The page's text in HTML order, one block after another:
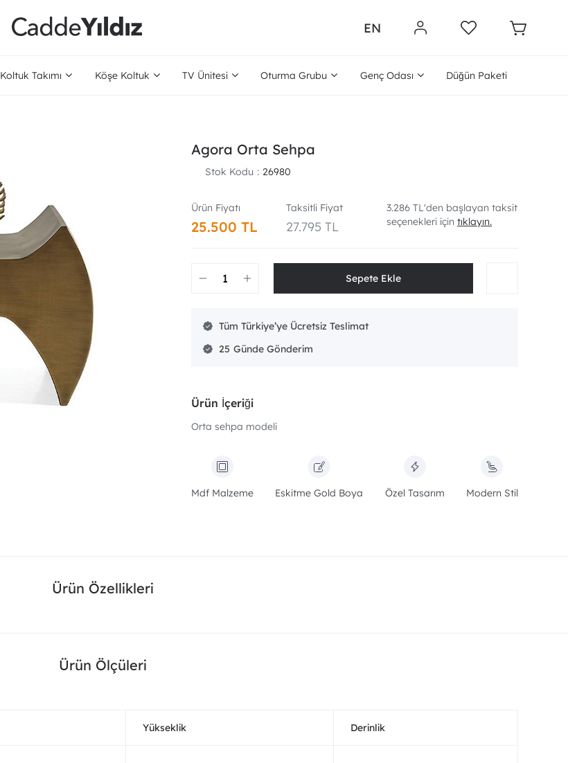
EN
Koltuk Takımı Köşe Koltuk TV Ünitesi Oturma Grubu Genç Odası Düğün Paketi
Agora Orta Sehpa
Stok Kodu 26980
25.500 TL
Taksitli Fiyat
27.795 TL
3.286 TL'den başlayan taksit
seçenekleri için tıklayın.
25
Tüm Türkiye’ye Ücretsiz Teslimat
Ürün İçeriği
Orta sehpa modeli
Mdf Malzeme Eskitme Gold Boya Özel Tasarım Modern Stil
Ürün Özellikleri
Ürün Ölçüleri
Yükseklik Derinlik